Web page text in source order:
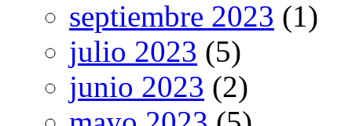
septiembre 2023 (1)
julio 2023 (5)
junio 2023 (2)